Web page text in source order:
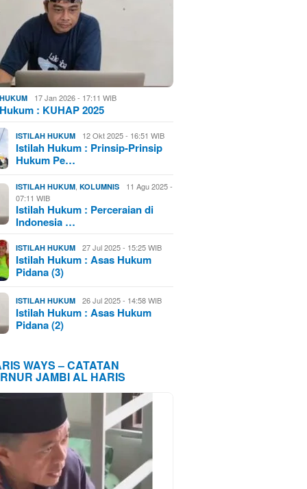
17 Jan 2026 - 17:11 WIB
: KUHAP 2025
ISTILAH HUKUM 12 Okt 2025 - 16:51 WIB
Istilah Hukum : Prinsip-Prinsip
Hukum Pe…
ISTILAH HUKUM ,KOLUMNIS
11 Agu 2025 -
07:11 WIB
Istilah Hukum : Perceraian di
Indonesia …
ISTILAH HUKUM 27 Jul 2025 - 15:25 WIB
Istilah Hukum : Asas Hukum
Pidana (3)
ISTILAH HUKUM 26 Jul 2025 - 14:58 WIB
Istilah Hukum : Asas Hukum
Pidana (2)
WAYS – CATATAN
JAMBI AL HARIS